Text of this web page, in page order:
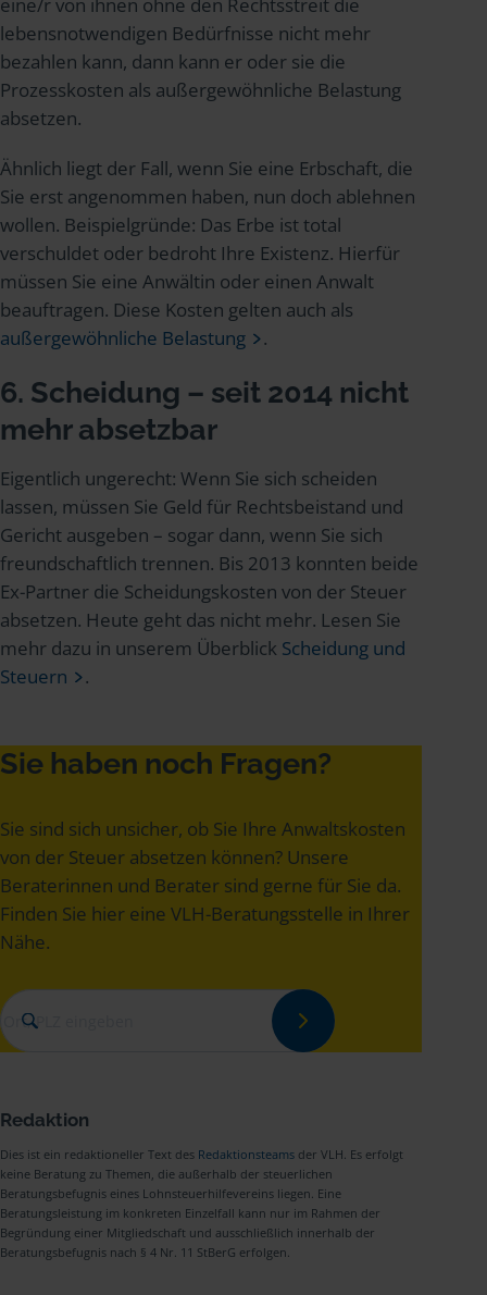
lebensnotwendigen Bedürfnisse nicht mehr
bezahlen kann, dann kann er oder sie die
Prozesskosten als außergewöhnliche Belastung
absetzen.
Ähnlich liegt der Fall, wenn Sie eine Erbschaft, die
Sie erst angenommen haben, nun doch ablehnen
wollen. Beispielgründe: Das Erbe ist total
verschuldet oder bedroht Ihre Existenz. Hierfür
müssen Sie eine Anwältin oder einen Anwalt
beauftragen. Diese Kosten gelten auch als
außergewöhnliche Belastung
.
6. Scheidung – seit 2014 nicht
mehr absetzbar
Eigentlich ungerecht: Wenn Sie sich scheiden
lassen, müssen Sie Geld für Rechtsbeistand und
Gericht ausgeben – sogar dann, wenn Sie sich
freundschaftlich trennen. Bis 2013 konnten beide
Ex-Partner die Scheidungskosten von der Steuer
absetzen. Heute geht das nicht mehr. Lesen Sie
mehr dazu in unserem Überblick Scheidung und
Steuern
.
Sie haben noch Fragen?
Sie sind sich unsicher, ob Sie Ihre Anwaltskosten
von der Steuer absetzen können? Unsere
Beraterinnen und Berater sind gerne für Sie da.
Finden Sie hier eine VLH-Beratungsstelle in Ihrer
Nähe.
Redaktion
Dies ist ein redaktioneller Text des Redaktionsteams der VLH. Es erfolgt
keine Beratung zu Themen, die außerhalb der steuerlichen
Beratungsbefugnis eines Lohnsteuerhilfevereins liegen. Eine
Beratungsleistung im konkreten Einzelfall kann nur im Rahmen der
Begründung einer Mitgliedschaft und ausschließlich innerhalb der
Beratungsbefugnis nach § 4 Nr. 11 StBerG erfolgen.